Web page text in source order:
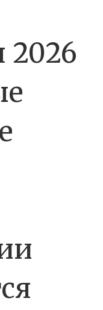
2026